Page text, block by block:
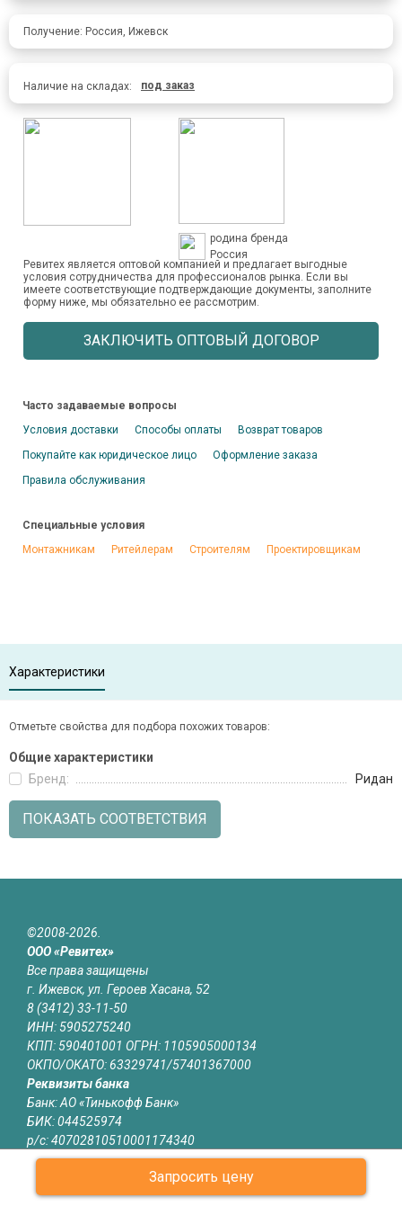
Запросить цену
Получение: Россия, Ижевск
Наличие на складах: под заказ
родина бренда
Россия
Ревитех является оптовой компанией и предлагает выгодные
условия сотрудничества для профессионалов рынка. Если вы
имеете соответствующие подтверждающие документы, заполните
форму ниже, мы обязательно ее рассмотрим.
ЗАКЛЮЧИТЬ ОПТОВЫЙ ДОГОВОР
Часто задаваемые вопросы
Условия доставки
Способы оплаты
Возврат товаров
Покупайте как юридическое лицо
Оформление заказа
Правила обслуживания
Специальные условия
Монтажникам
Ритейлерам Строителям Проектировщикам
Характеристики
Отметьте свойства для подбора похожих товаров:
Общие характеристики
Бренд:
Ридан
ПОКАЗАТЬ СООТВЕТСТВИЯ
©2008-2026.
ООО «Ревитех»
Все права защищены
г. Ижевск, ул. Героев Хасана, 52
8 (3412) 33-11-50
ИНН: 5905275240
КПП: 590401001 ОГРН: 1105905000134
ОКПО/ОКАТО: 63329741/57401367000
Реквизиты банка
Банк: АО «Тинькофф Банк»
БИК: 044525974
р/с: 40702810510001174340
к/с: 30101810145250000974
Юридическая информация
Информация на сайте izhevsk.revitech.ru не является публичной